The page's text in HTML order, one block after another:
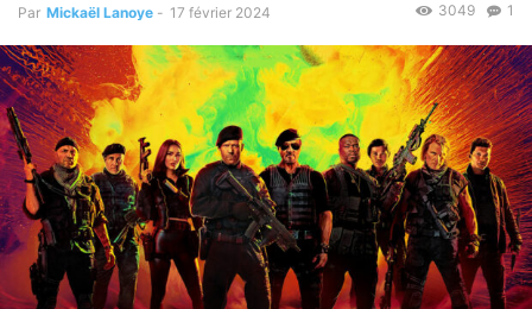
Par Mickaël Lanoye - 17 février 2024 1
3049